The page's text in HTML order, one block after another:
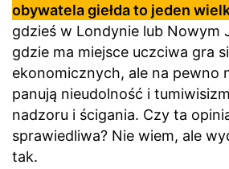
obywatela giełda to jeden
gdzieś w Londynie lub Nowym
gdzie ma miejsce uczciwa gra
ekonomicznych, ale na pewno
panują nieudolność i
nadzoru i ścigania. Czy ta
sprawiedliwa? Nie wiem, ale
tak.